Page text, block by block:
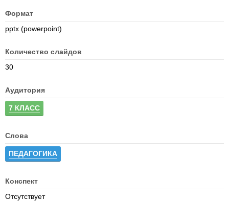
Формат
pptx (powerpoint)
Количество слайдов
30
Аудитория
7 КЛАСС
Слова
ПЕДАГОГИКА
Конспект
Отсутствует